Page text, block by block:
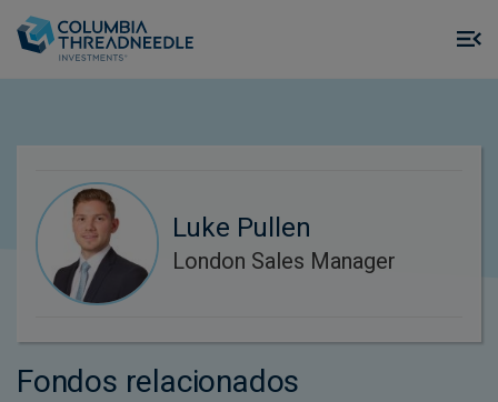
Luke Pullen
London Sales Manager
Fondos relacionados